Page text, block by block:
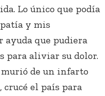
Lo único que podía
y mis
ayuda que pudiera
para aliviar su dolor.
de un infarto
crucé el país para